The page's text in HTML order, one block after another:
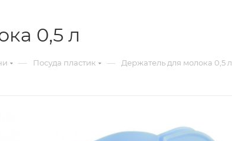
0,5 л
— Посуда пластик — Держатель для молока 0,5 л